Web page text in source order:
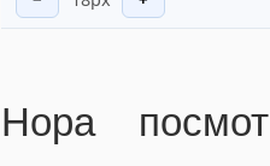
Нора